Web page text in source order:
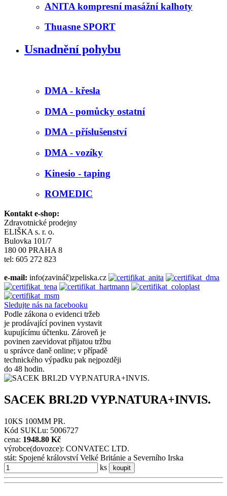
ANITA kompresní masážní kalhoty
Thuasne SPORT
Usnadnění pohybu
DMA - křesla
DMA - pomůcky ostatní
DMA - příslušenství
DMA - vozíky
Kinesio - taping
ROMEDIC
Kontakt e-shop:
Zdravotnické prodejny
ELIŠKA s. r. o.
Bulovka 101/7
180 00 PRAHA 8
tel: 605 272 823
e-mail: info(zavináč)zpeliska.cz
Sledujte nás na facebooku
Podle zákona o evidenci tržeb
je prodávající povinen vystavit
kupujícímu účtenku. Zároveň je
povinen zaevidovat přijatou tržbu
u správce daně online; v případě
technického výpadku pak nejpozději
do 48 hodin.
SACEK BRI.2D VYP.NATURA+INVIS.
10KS 100MM PR.
Kód SUKLu: 5006727
cena: 1948.80 Kč
výrobce(dovozce): CONVATEC LTD.
stát: Spojené království Velké Británie a Severního Irska
ks
koupit